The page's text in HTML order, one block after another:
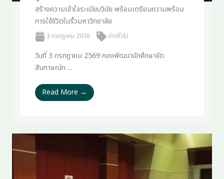
สร้างความเข้าใจระเบียบวินัย พร้อมเตรียมความพร้อม
การใช้ชีวิตในรั้วมหาวิทยาลัย
3 กรกฎาคม 2026 ข่าวทั่วไป
วันที่ 3 กรกฎาคม 2569 กองพัฒนานักศึกษาจัด
สัมภาษณ์ท ...
Read More →